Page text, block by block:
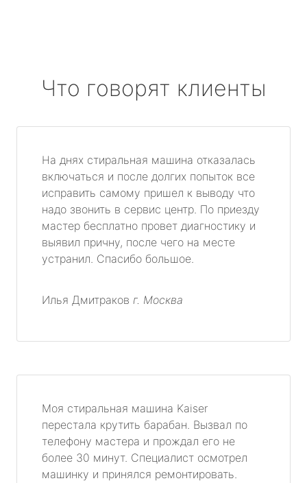
Что говорят клиенты
На днях стиральная машина отказалась
включаться и после долгих попыток все
исправить самому пришел к выводу что
надо звонить в сервис центр. По приезду
мастер бесплатно провет диагностику и
выявил причну, после чего на месте
устранил. Спасибо большое.
Илья Дмитраков г. Москва
Моя стиральная машина Kaiser
перестала крутить барабан. Вызвал по
телефону мастера и прождал его не
более 30 минут. Специалист осмотрел
машинку и принялся ремонтировать.